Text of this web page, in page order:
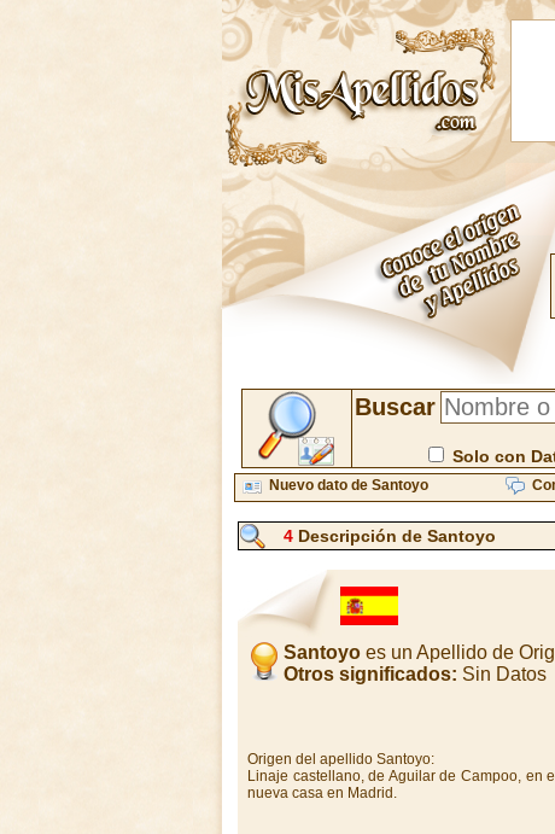
Buscar
Solo con
Nuevo dato de Santoyo
4Descripción de Santoyo
Santoyo es un Apellido de
Otros significados: Sin Datos
Origen del apellido Santoyo:
Linaje castellano, de Aguilar de Campoo, en
nueva casa en Madrid.